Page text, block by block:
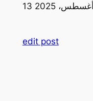
13 أغسطس، 2025
edit post